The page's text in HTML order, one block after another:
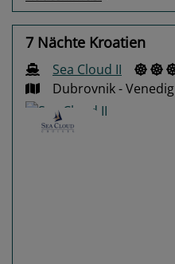
7 Nächte Kroatien
Sea Cloud II
Dubrovnik - Venedig